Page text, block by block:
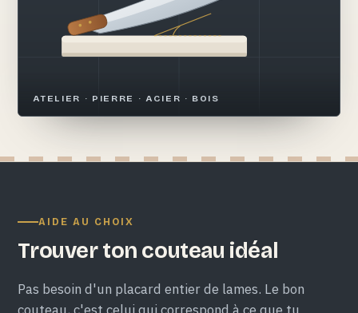
ATELIER · PIERRE · ACIER · BOIS
AIDE AU CHOIX
Trouver ton couteau idéal
Pas besoin d'un placard entier de lames. Le bon